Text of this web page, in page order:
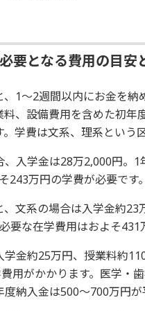
要となる費用の目安
、1～2週間以内にお金を
料、設備費用を含めた初
学費は文系、理系という
、入学金は28万2,000円。
243万円の学費が必要です。
、文系の場合は入学金約
要な在学費用はおよそ431
学金約25万円、授業料約
用がかかります。医学・
納入金は500～700万円が